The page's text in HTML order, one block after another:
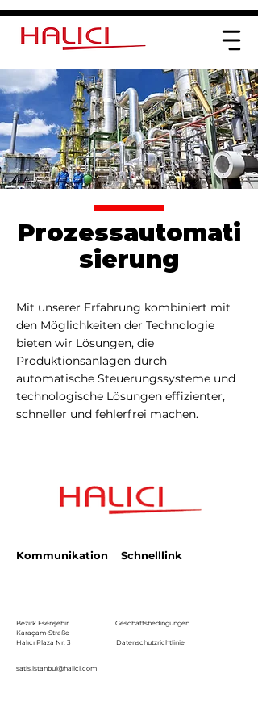
Prozessautomati
sierung
Mit unserer Erfahrung kombiniert mit
den Möglichkeiten der Technologie
bieten wir Lösungen, die
Produktionsanlagen durch
automatische Steuerungssysteme und
technologische Lösungen effizienter,
schneller und fehlerfrei machen.
Kommunikation Schnelllink
Bezirk Esenşehir
Karaçam-Straße
Halıcı Plaza Nr. 3
Geschäftsbedingungen
Datenschutzrichtlinie
satis.istanbul@halici.com